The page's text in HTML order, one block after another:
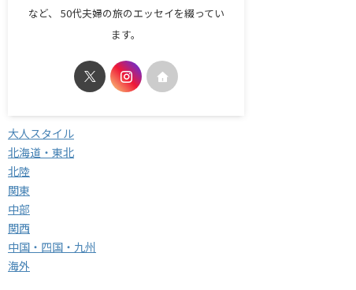
など、 50代夫婦の旅のエッセイを綴ってい
ます。
大人スタイル
北海道・東北
北陸
関東
中部
関西
中国・四国・九州
海外